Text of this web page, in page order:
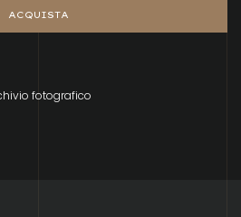
ACQUISTA
fotografico